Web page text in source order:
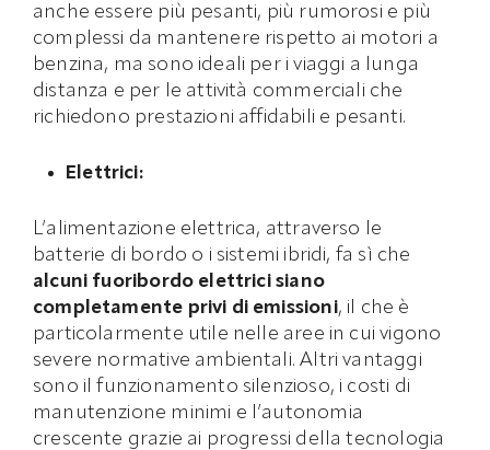
anche essere più pesanti, più rumorosi e più
complessi da mantenere rispetto ai motori a
benzina, ma sono ideali per i viaggi a lunga
distanza e per le attività commerciali che
richiedono prestazioni affidabili e pesanti.
Elettrici:
L’alimentazione elettrica, attraverso le
batterie di bordo o i sistemi ibridi, fa sì che
alcuni fuoribordo elettrici siano
completamente privi di emissioni, il che è
particolarmente utile nelle aree in cui vigono
severe normative ambientali. Altri vantaggi
sono il funzionamento silenzioso, i costi di
manutenzione minimi e l’autonomia
crescente grazie ai progressi della tecnologia